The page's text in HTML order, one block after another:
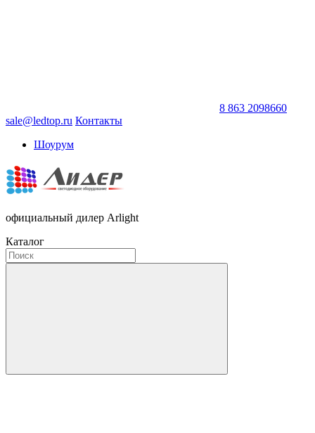
8 863 2098660
sale@ledtop.ru Контакты
Шоурум
официальный дилер Arlight
Каталог